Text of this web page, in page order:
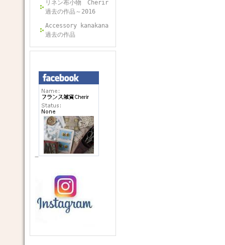
リネン布小物 Cherir
過去の作品～2016
Accessory kanakana
過去の作品